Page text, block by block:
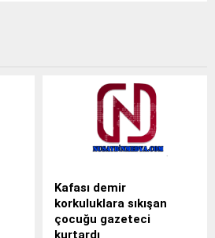
Kafası demir
korkuluklara sıkışan
çocuğu gazeteci
kurtardı